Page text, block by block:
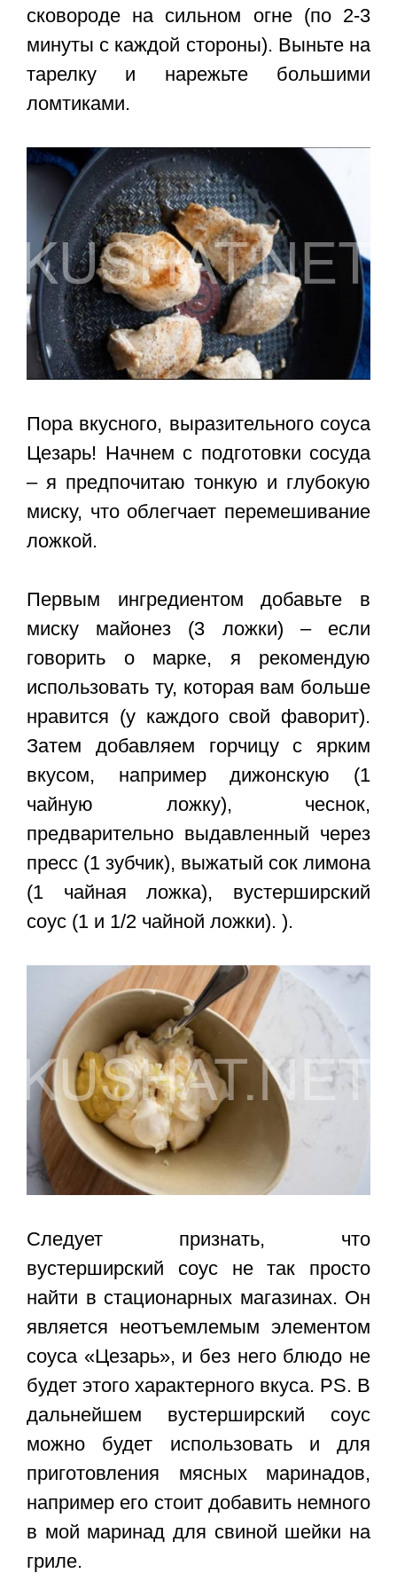
сковороде на сильном огне (по 2-3
минуты с каждой стороны). Выньте на
тарелку и нарежьте большими
ломтиками.
Пора вкусного, выразительного соуса
Цезарь! Начнем с подготовки сосуда
– я предпочитаю тонкую и глубокую
миску, что облегчает перемешивание
ложкой.
Первым ингредиентом добавьте в
миску майонез (3 ложки) – если
говорить о марке, я рекомендую
использовать ту, которая вам больше
нравится (у каждого свой фаворит).
Затем добавляем горчицу с ярким
вкусом, например дижонскую (1
чайную ложку), чеснок,
предварительно выдавленный через
пресс (1 зубчик), выжатый сок лимона
(1 чайная ложка), вустерширский
соус (1 и 1/2 чайной ложки). ).
Следует признать, что
вустерширский соус не так просто
найти в стационарных магазинах. Он
является неотъемлемым элементом
соуса «Цезарь», и без него блюдо не
будет этого характерного вкуса. PS. В
дальнейшем вустерширский соус
можно будет использовать и для
приготовления мясных маринадов,
например его стоит добавить немного
в мой маринад для свиной шейки на
гриле.